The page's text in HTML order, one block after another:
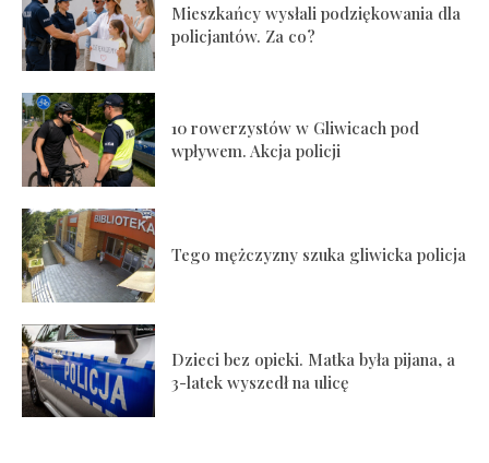
Mieszkańcy wysłali podziękowania dla
policjantów. Za co?
10 rowerzystów w Gliwicach pod
wpływem. Akcja policji
Tego mężczyzny szuka gliwicka policja
Dzieci bez opieki. Matka była pijana, a
3-latek wyszedł na ulicę